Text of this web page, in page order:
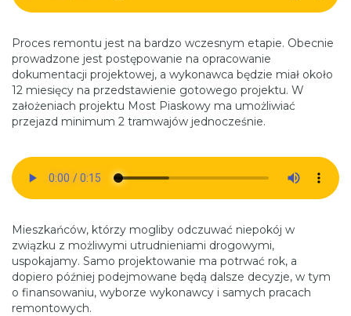
Proces remontu jest na bardzo wczesnym etapie. Obecnie
prowadzone jest postępowanie na opracowanie
dokumentacji projektowej, a wykonawca będzie miał około
12 miesięcy na przedstawienie gotowego projektu. W
założeniach projektu Most Piaskowy ma umożliwiać
przejazd minimum 2 tramwajów jednocześnie.
Mieszkańców, którzy mogliby odczuwać niepokój w
związku z możliwymi utrudnieniami drogowymi,
uspokajamy. Samo projektowanie ma potrwać rok, a
dopiero później podejmowane będą dalsze decyzje, w tym
o finansowaniu, wyborze wykonawcy i samych pracach
remontowych.